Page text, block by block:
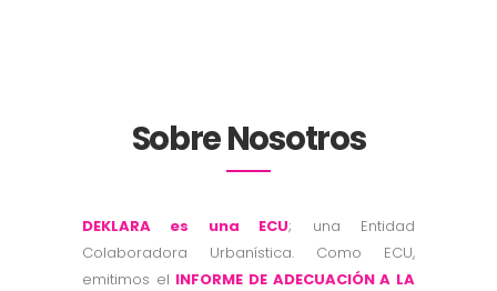
Sobre Nosotros
DEKLARA es una ECU; una Entidad
Colaboradora Urbanística. Como ECU,
emitimos el INFORME DE ADECUACIÓN A LA